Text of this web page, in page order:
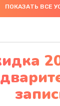
Комплексная
дисплея
2000
ПОКАЗАТЬ ВСЕ